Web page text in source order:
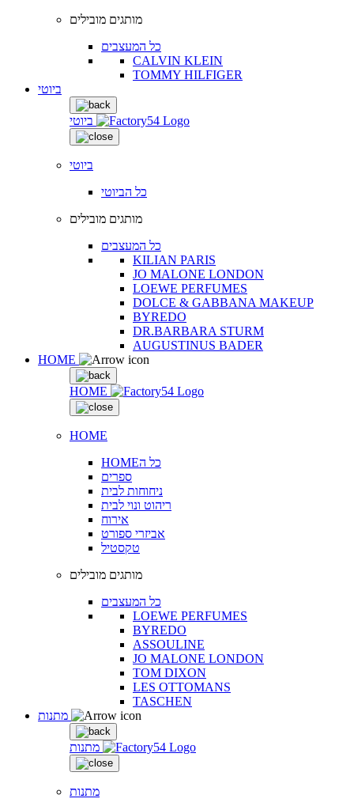
מותגים מובילים
כל המעצבים
CALVIN KLEIN
TOMMY HILFIGER
ביוטי
ביוטי
ביוטי
כל הביוטי
מותגים מובילים
כל המעצבים
KILIAN PARIS
JO MALONE LONDON
LOEWE PERFUMES
DOLCE & GABBANA MAKEUP
BYREDO
DR.BARBARA STURM
AUGUSTINUS BADER
HOME
HOME
HOME
HOMEכל ה
ספרים
ניחוחות לבית
ריהוט ונוי לבית
אירוח
אביזרי ספורט
טקסטיל
מותגים מובילים
כל המעצבים
LOEWE PERFUMES
BYREDO
ASSOULINE
JO MALONE LONDON
TOM DIXON
LES OTTOMANS
TASCHEN
מתנות
מתנות